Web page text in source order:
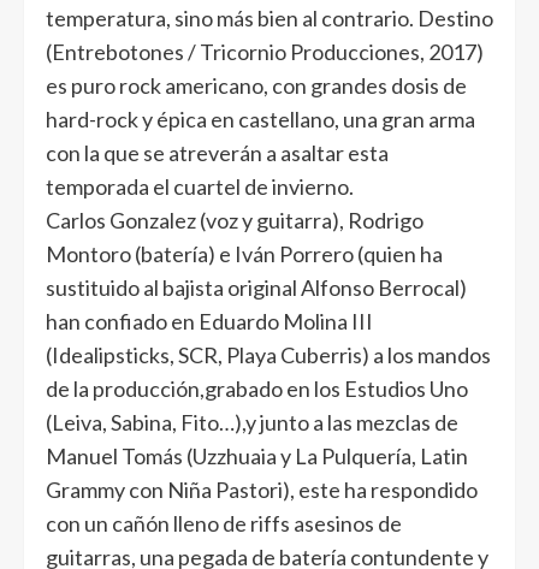
temperatura, sino más bien al contrario. Destino
(Entrebotones / Tricornio Producciones, 2017)
es puro rock americano, con grandes dosis de
hard-rock y épica en castellano, una gran arma
con la que se atreverán a asaltar esta
temporada el cuartel de invierno.
Carlos Gonzalez (voz y guitarra), Rodrigo
Montoro (batería) e Iván Porrero (quien ha
sustituido al bajista original Alfonso Berrocal)
han confiado en Eduardo Molina III
(Idealipsticks, SCR, Playa Cuberris) a los mandos
de la producción,grabado en los Estudios Uno
(Leiva, Sabina, Fito…),y junto a las mezclas de
Manuel Tomás (Uzzhuaia y La Pulquería, Latin
Grammy con Niña Pastori), este ha respondido
con un cañón lleno de riffs asesinos de
guitarras, una pegada de batería contundente y